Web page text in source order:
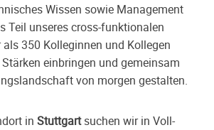
Wissen sowie Management
Teil unseres cross-funktionalen
350 Kolleginnen und Kollegen
einbringen und gemeinsam
von morgen gestalten.
in Stuttgartsuchen wir in Voll-